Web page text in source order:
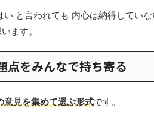
い と言われても 内心は納得してい
ます。
点をみんなで持ち寄る
意見を集めて選ぶ形式です。